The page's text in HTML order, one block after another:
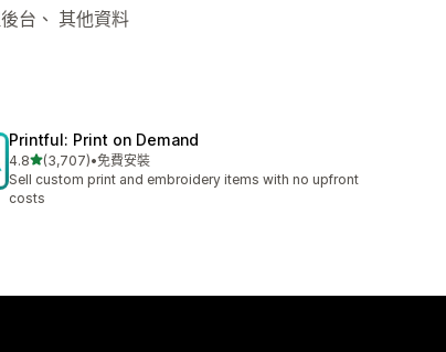
台、 其他資料
Printful: Print on Demand
4.8滿分 5 顆星
(3,707)
共有 3707 則評價
•免費安裝
Sell custom print and embroidery items with no upfront
costs